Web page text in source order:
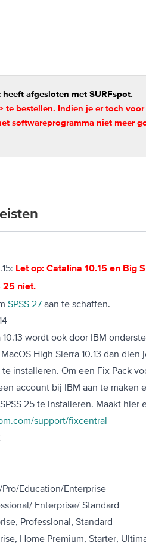
heeft afgesloten met SURFspot.
te bestellen. Indien je er toch voor
softwareprogramma niet meer
Let op: Catalina 10.15 en Big
25 niet.
SPSS 27 aan te schaffen.
10.13 wordt ook door IBM
High Sierra 10.13 dan
te installeren. Om een Fix Pack
account bij IBM aan te maken
25 te installeren. Maakt hier
support/fixcentral
Education/Enterprise
Enterprise/ Standard
Professional, Standard
Home Premium, Starter,